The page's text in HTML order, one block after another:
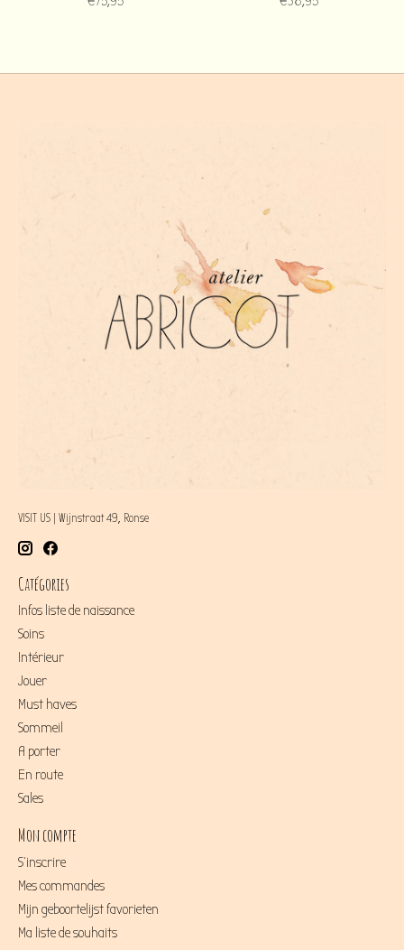
VISIT US | Wijnstraat 49, Ronse
Catégories
Infos liste de naissance
Soins
Intérieur
Jouer
Must haves
Sommeil
A porter
En route
Sales
Mon compte
S'inscrire
Mes commandes
Mijn geboortelijst favorieten
Ma liste de souhaits